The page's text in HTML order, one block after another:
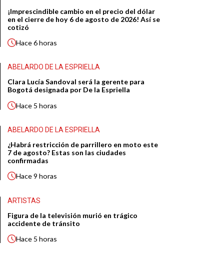
¡Imprescindible cambio en el precio del dólar
en el cierre de hoy 6 de agosto de 2026! Así se
cotizó
Hace6 horas
ABELARDO DE LA ESPRIELLA
Clara Lucía Sandoval será la gerente para
Bogotá designada por De la Espriella
Hace 5 horas
ABELARDO DE LA ESPRIELLA
¿Habrá restricción de parrillero en moto este
7 de agosto? Estas son las ciudades
confirmadas
Hace9 horas
ARTISTAS
Figura de la televisión murió en trágico
accidente de tránsito
Hace 5 horas